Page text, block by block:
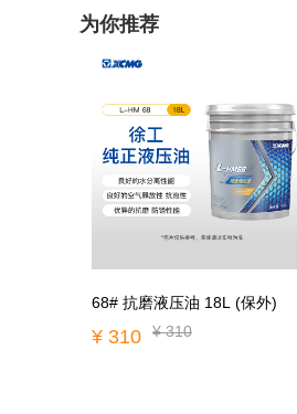
为你推荐
68# 抗磨液压油 18L (保外)
¥ 310 ¥ 310